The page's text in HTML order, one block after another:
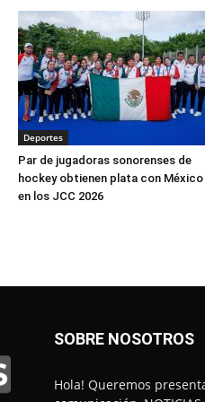
Deportes
Par de jugadoras sonorenses de
hockey obtienen plata con México
en los JCC 2026
SOBRE NOSOTROS
Hola! Queremos